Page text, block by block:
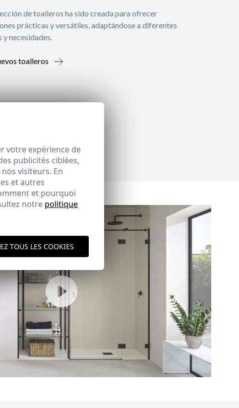
de toalleros ha sido creada para ofrecer
prácticas y versátiles, adaptándose a diferentes
y necesidades.
toalleros
votre expérience de
publicités ciblées,
visiteurs. En
et autres
et pourquoi
notre politique
TOUS LES COOKIES